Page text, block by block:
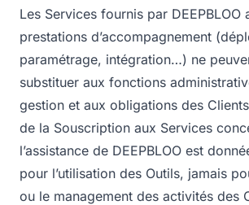
Les Services fournis par DEEPBLOO
prestations d’accompagnement
paramétrage, intégration…) ne
substituer aux fonctions
gestion et aux obligations des
de la Souscription aux Services
l’assistance de DEEPBLOO est
pour l’utilisation des Outils, jamais
ou le management des activités des